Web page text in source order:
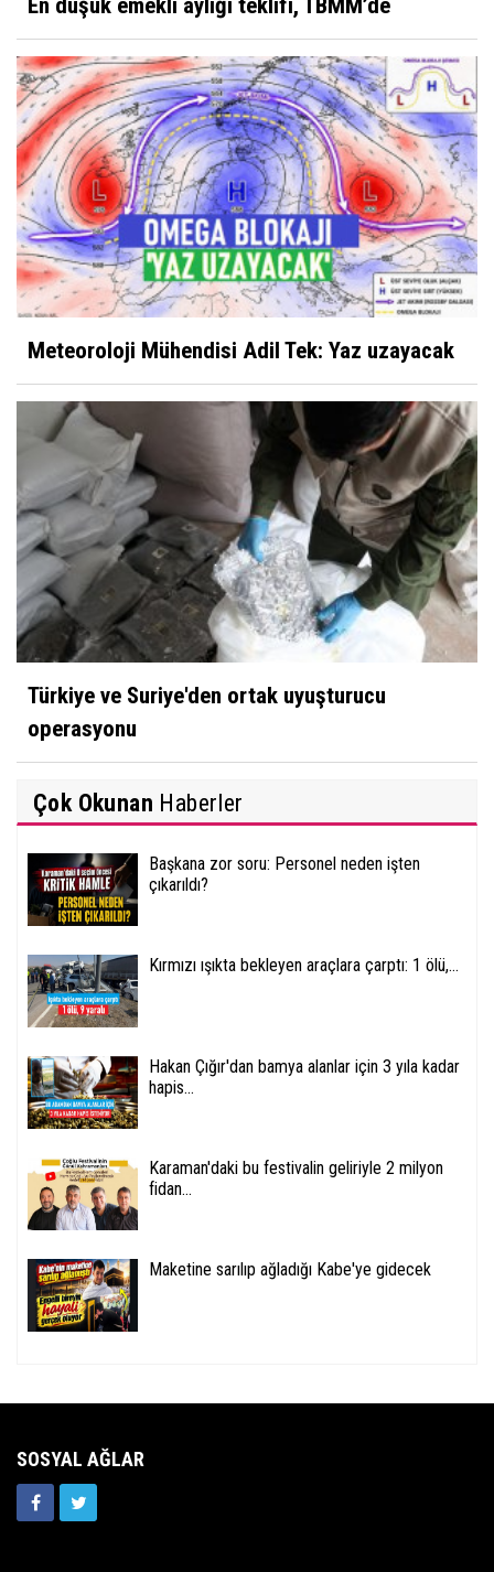
En düşük emekli aylığı teklifi, TBMM’de
Meteoroloji Mühendisi Adil Tek: Yaz uzayacak
Türkiye ve Suriye'den ortak uyuşturucu
operasyonu
Çok Okunan Haberler
Başkana zor soru: Personel neden işten
çıkarıldı?
Kırmızı ışıkta bekleyen araçlara çarptı: 1 ölü,...
Hakan Çığır'dan bamya alanlar için 3 yıla kadar
hapis...
Karaman'daki bu festivalin geliriyle 2 milyon
fidan...
Maketine sarılıp ağladığı Kabe'ye gidecek
SOSYAL AĞLAR